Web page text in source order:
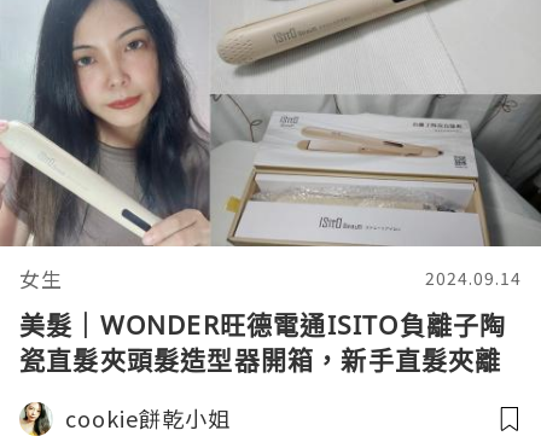
女生 2024.09.14
美髮｜WONDER旺德電通ISITO負離子陶
瓷直髮夾頭髮造型器開箱，新手直髮夾離
子夾造型分享
cookie餅乾小姐